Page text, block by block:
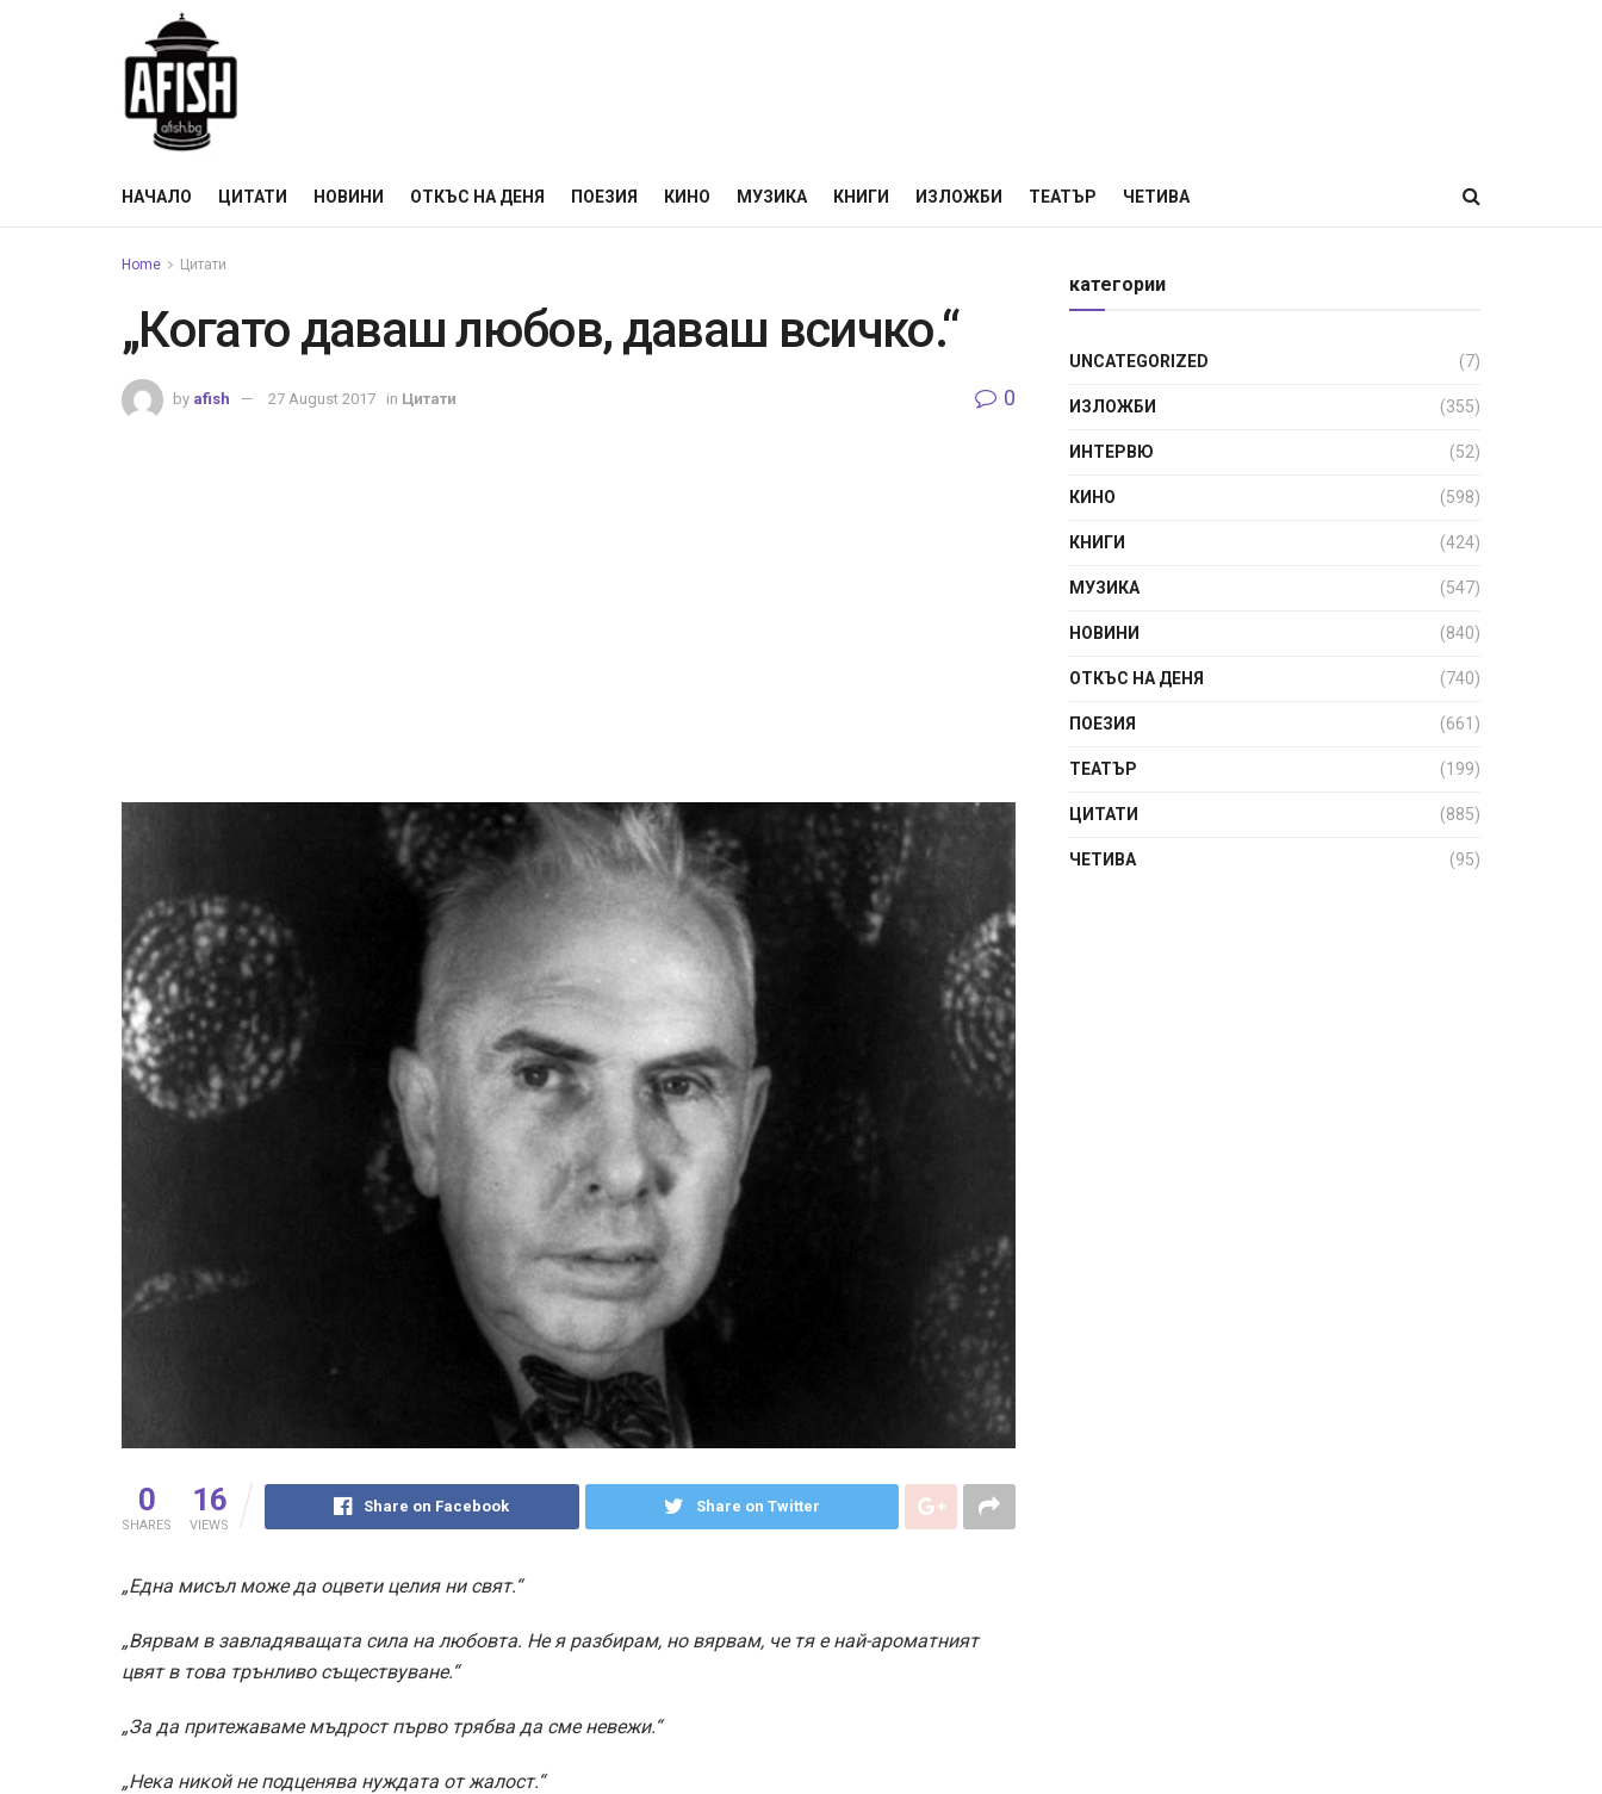
НАЧАЛО ЦИТАТИ НОВИНИ ОТКЪС НА ДЕНЯ ПОЕЗИЯ КИНО МУЗИКА КНИГИ ИЗЛОЖБИ ТЕАТЪР ЧЕТИВА
Home Цитати
„Когато даваш любов, даваш всичко.“
by afish 27 August 2017 in Цитати 0
0
SHARES
16
VIEWS
Share on Facebook Share on Twitter
„Една мисъл може да оцвети целия ни свят.“
„Вярвам в завладяващата сила на любовта. Не я разбирам, но вярвам, че тя е най-ароматният
цвят в това трънливо съществуване.“
„За да притежаваме мъдрост първо трябва да сме невежи.“
„Нека никой не подценява нуждата от жалост.“
категории
UNCATEGORIZED (7)
ИЗЛОЖБИ (355)
ИНТЕРВЮ (52)
КИНО (598)
КНИГИ (424)
МУЗИКА (547)
НОВИНИ (840)
ОТКЪС НА ДЕНЯ (740)
ПОЕЗИЯ (661)
ТЕАТЪР (199)
ЦИТАТИ (885)
ЧЕТИВА (95)